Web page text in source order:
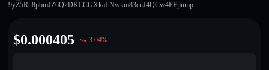
9yZ5Ru8pbmJZ6Q2DKLCGXkaLNwkm83cnJ4QCw4PFpump
$0.000405 3.04%